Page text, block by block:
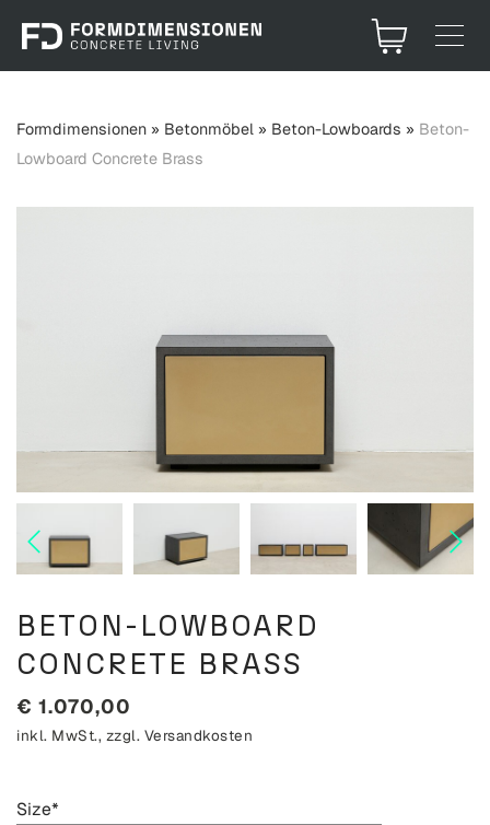
Formdimensionen » Betonmöbel » Beton-Lowboards » Beton-
Lowboard Concrete Brass
BETON-LOWBOARD
CONCRETE BRASS
€ 1.070,00
inkl. MwSt., zzgl. Versandkosten
Size*